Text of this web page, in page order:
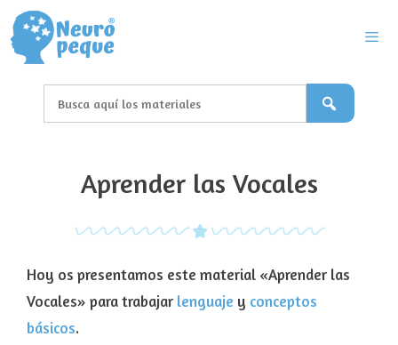
Saltar
al
contenido
Aprender las Vocales
Hoy os presentamos este material «Aprender las
Vocales» para trabajar lenguaje y conceptos
básicos.